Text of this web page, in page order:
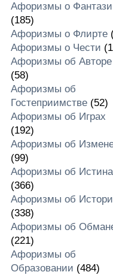
Афоризмы о
(185)
Афоризмы о Флирте
Афоризмы о Чести
Афоризмы об Авторе
(58)
Афоризмы об
Гостеприимстве(52)
Афоризмы об Играх
(192)
Афоризмы об
(99)
Афоризмы об
(366)
Афоризмы об
(338)
Афоризмы об
(221)
Афоризмы об
Образовании (484)